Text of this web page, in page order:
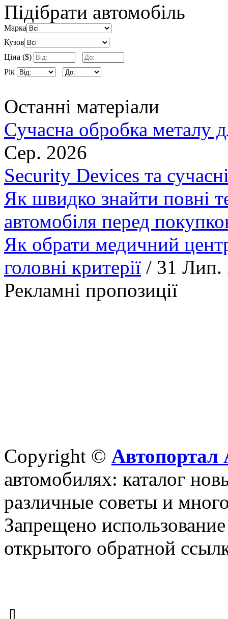
Підібрати автомобіль
Марка
Кузов
Ціна ($)
Рік
Останні матеріали
Сучасна обробка металу
Сер. 2026
Security Devices та
Як швидко знайти повні
автомобіля перед
Як обрати медичний
головні критерії / 31 Лип.
Рекламні пропозиції
Copyright © Автопортал
автомобилях: каталог
различные советы и
Запрещено
открытого обратной